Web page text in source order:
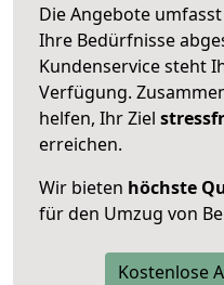
Die Angebote
Ihre Bedürfnisse
Kundenservice steht
Verfügung.
helfen, Ihr Ziel
erreichen.
Wir bieten höchste
für den Umzug von
Kostenlose